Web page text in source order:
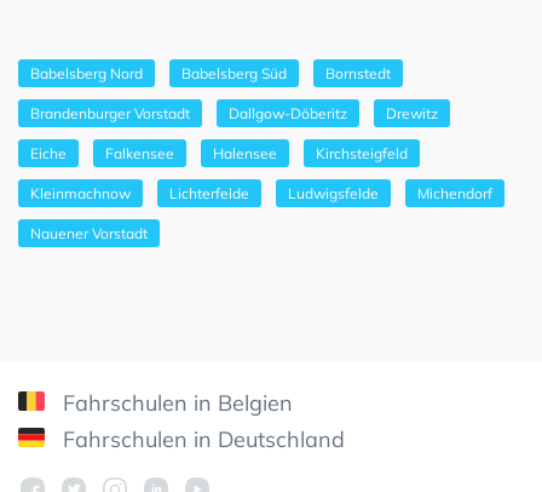
Babelsberg Nord Babelsberg Süd Bornstedt
Brandenburger Vorstadt Dallgow-Döberitz Drewitz
Eiche Falkensee Halensee Kirchsteigfeld
Kleinmachnow Lichterfelde Ludwigsfelde Michendorf
Nauener Vorstadt
Fahrschulen in Belgien
Fahrschulen in Deutschland